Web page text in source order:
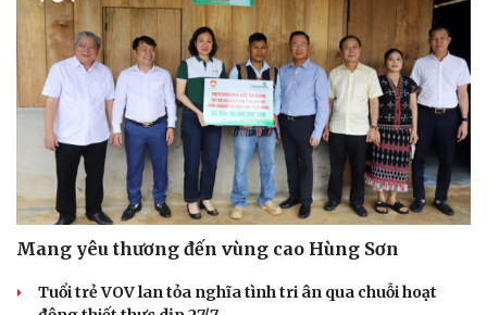
Mang yêu thương đến vùng cao Hùng Sơn
Tuổi trẻ VOV lan tỏa nghĩa tình tri ân qua chuỗi hoạt